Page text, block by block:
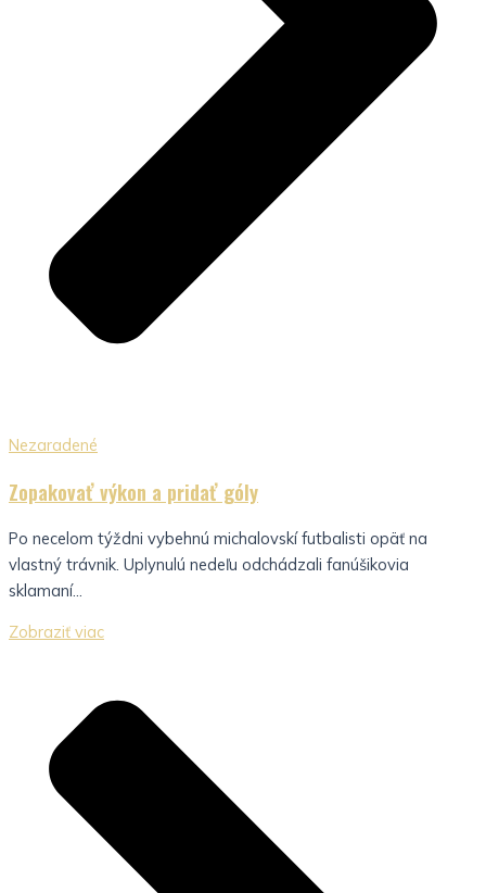
Nezaradené
Zopakovať výkon a pridať góly
Po necelom týždni vybehnú michalovskí futbalisti opäť na
vlastný trávnik. Uplynulú nedeľu odchádzali fanúšikovia
sklamaní...
Zobraziť viac